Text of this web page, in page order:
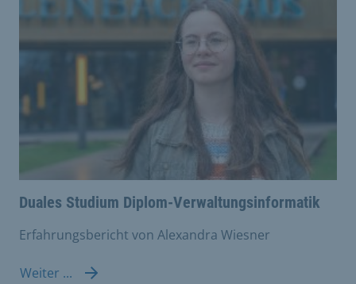
Duales Studium Diplom-Verwaltungsinformatik
Erfahrungsbericht von Alexandra Wiesner
Weiter ...